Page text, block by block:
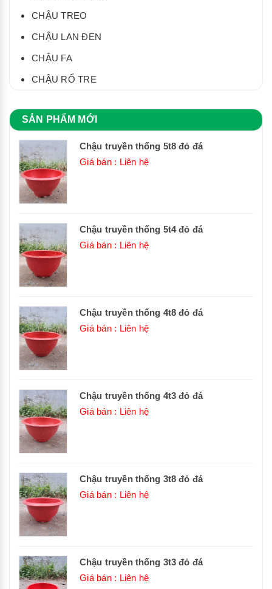
CHẬU TREO
CHẬU LAN ĐEN
CHẬU FA
CHẬU RỔ TRE
SẢN PHẨM MỚI
Chậu truyền thống 5t8 đỏ đá
Giá bán : Liên hệ
Chậu truyền thống 5t4 đỏ đá
Giá bán : Liên hệ
Chậu truyền thống 4t8 đỏ đá
Giá bán : Liên hệ
Chậu truyền thống 4t3 đỏ đá
Giá bán : Liên hệ
Chậu truyền thống 3t8 đỏ đá
Giá bán : Liên hệ
Chậu truyền thống 3t3 đỏ đá
Giá bán : Liên hệ